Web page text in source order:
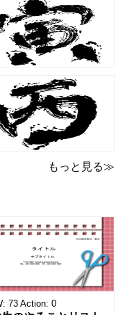
たいときにも活躍し
。 猫カフェやトリミ
サロン
もっと見る≫
73 Action: 0